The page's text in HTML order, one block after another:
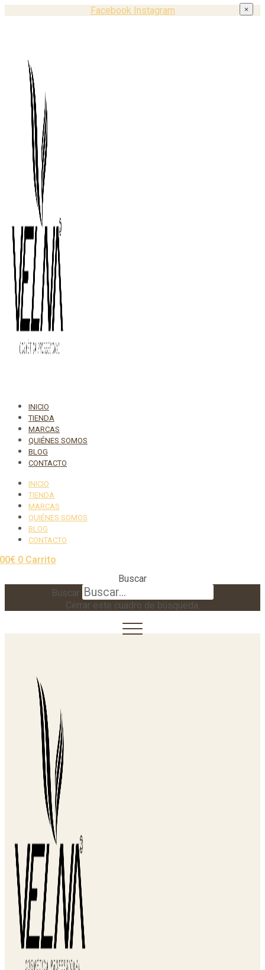
Facebook Instagram
INICIO
TIENDA
MARCAS
QUIÉNES SOMOS
BLOG
CONTACTO
INICIO
TIENDA
MARCAS
QUIÉNES SOMOS
BLOG
CONTACTO
€ 0 Carrito
Buscar
Buscar
Cerrar este cuadro de búsqueda.
×